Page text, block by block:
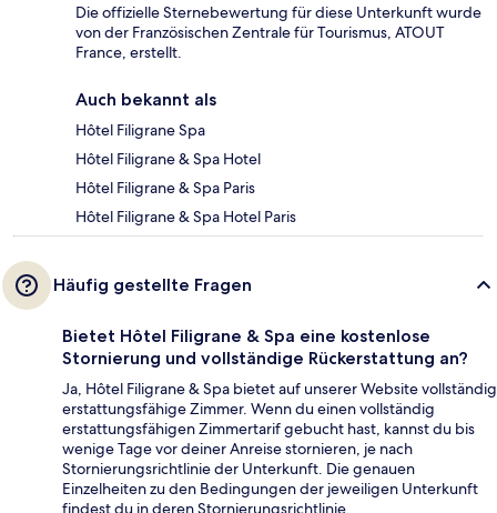
Die offizielle Sternebewertung für diese Unterkunft wurde
von der Französischen Zentrale für Tourismus, ATOUT
France, erstellt.
Auch bekannt als
Hôtel Filigrane Spa
Hôtel Filigrane & Spa Hotel
Hôtel Filigrane & Spa Paris
Hôtel Filigrane & Spa Hotel Paris
Häufig gestellte Fragen
Bietet Hôtel Filigrane & Spa eine kostenlose
Stornierung und vollständige Rückerstattung an?
Ja, Hôtel Filigrane & Spa bietet auf unserer Website vollständig
erstattungsfähige Zimmer. Wenn du einen vollständig
erstattungsfähigen Zimmertarif gebucht hast, kannst du bis
wenige Tage vor deiner Anreise stornieren, je nach
Stornierungsrichtlinie der Unterkunft. Die genauen
Einzelheiten zu den Bedingungen der jeweiligen Unterkunft
findest du in deren Stornierungsrichtlinie.